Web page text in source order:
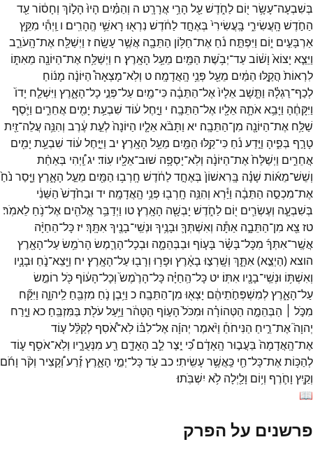
בְּשִׁבְעָה־עָשָׂ֥ר י֖וֹם לַחֹ֑דֶשׁעַ֖ל הָרֵ֥י אֲרָרָֽט׃ ה וְהַמַּ֗יִם הָיוּ֙ הָל֣וֹךְ וְחָס֔וֹרעַ֖ד
הַחֹ֣דֶשׁ הָֽעֲשִׂירִ֑י בָּֽעֲשִׂירִי֙ בְּאֶחָ֣דלַחֹ֔דֶשׁ נִרְא֖וּ רָאשֵׁ֥י הֶֽהָרִֽים׃ ו וַֽיְהִ֕י מִקֵּ֖ץ
אַרְבָּעִ֣ים י֑וֹם וַיִּפְתַּ֣ח נֹ֔חַ אֶת־חַלּ֥וֹן הַתֵּבָ֖ה אֲשֶׁ֥רעָשָֽׂה׃ ז וַיְשַׁלַּ֖ח אֶת־הָֽעֹרֵ֑ב
וַיֵּצֵ֤א יָצוֹא֙ וָשׁ֔וֹבעַד־יְבֹ֥שֶׁת הַמַּ֖יִם מֵעַ֥ל הָאָֽרֶץ׃ ח וַיְשַׁלַּ֥ח אֶת־הַיּוֹנָ֖ה מֵאִתּ֑וֹ
לִרְאוֹת֙ הֲקַ֣לּוּ הַמַּ֔יִם מֵעַ֖ל פְּנֵ֥י הָֽאֲדָמָֽה׃ ט וְלֹֽא־מָצְאָה֩ הַיּוֹנָ֨ה מָנ֜וֹחַ
לְכַף־רַגְלָ֗הּ וַתָּ֤שָׁבאֵלָיו֙אֶל־הַתֵּבָ֔ה כִּי־מַ֖יִם עַל־פְּנֵ֣י כָל־הָאָ֑רֶץ וַיִּשְׁלַ֤ח יָדוֹ֙
וַיִּקָּחֶ֔הָ וַיָּבֵ֥אאֹתָ֛הּ אֵלָ֖יו אֶל־הַתֵּבָֽה׃ י וַיָּ֣חֶלע֔וֹד שִׁבְעַ֥ת יָמִ֖ים אֲחֵרִ֑ים וַיֹּ֛סֶף
שַׁלַּ֥ח אֶת־הַיּוֹנָ֖ה מִן־הַתֵּבָֽה׃ יא וַתָּבֹ֨אאֵלָ֤יו הַיּוֹנָה֙לְעֵ֣תעֶ֔רֶב וְהִנֵּ֥ה עֲלֵה־זַ֖יִת
טָרָ֣ף בְּפִ֑יהָ וַיֵּ֣דַע נֹ֔חַ כִּי־קַ֥לּוּ הַמַּ֖יִם מֵעַ֥ל הָאָֽרֶץ׃ יב וַיִּיָּ֣חֶלע֔וֹד שִׁבְעַ֥ת יָמִ֖ים
אֲחֵרִ֑ים וַיְשַׁלַּח֙אֶת־הַיּוֹנָ֔ה וְלֹֽא־יָסְפָ֥ה שׁוּב־אֵלָ֖יו עֽוֹד׃ יגוַֽ֠יְהִי בְּאַחַ֨ת
וְשֵׁשׁ־מֵא֜וֹת שָׁנָ֗ה בָּֽרִאשׁוֹן֙ בְּאֶחָ֣דלַחֹ֔דֶשׁ חָֽרְב֥וּ הַמַּ֖יִם מֵעַ֣ל הָאָ֑רֶץ וַיָּ֤סַר נֹ֙חַ֙
אֶת־מִכְסֵ֣ה הַתֵּבָ֔ה וַיַּ֕רְא וְהִנֵּ֥ה חָֽרְב֖וּ פְּנֵ֥י הָֽאֲדָמָֽה׃ יד וּבַחֹ֙דֶשׁ֙ הַשֵּׁנִ֔י
בְּשִׁבְעָ֧ה וְעֶשְׂרִ֛ים י֖וֹם לַחֹ֑דֶשׁ יָבְשָׁ֖ה הָאָֽרֶץ׃טו וַיְדַבֵּ֥ראֱלֹהִ֖ים אֶל־נֹ֥חַ לֵאמֹֽר׃
טז צֵ֖א מִן־הַתֵּבָ֑ה אַתָּ֕ה וְאִשְׁתְּךָ֛ וּבָנֶ֥יךָ וּנְשֵֽׁי־בָנֶ֖יךָאִתָּֽךְ׃ יזכָּל־הַחַיָּ֨ה
אֲשֶֽׁר־אִתְּךָ֜ מִכָּל־בָּשָׂ֗ר בָּע֧וֹף וּבַבְּהֵמָ֛ה וּבְכָל־הָרֶ֛מֶשׂ הָרֹמֵ֥שׂעַל־הָאָ֖רֶץ
הוצא(הַיְצֵ֣א)אִתָּ֑ךְ וְשָֽׁרְצ֣וּ בָאָ֔רֶץ וּפָר֥וּ וְרָב֖וּעַל־הָאָֽרֶץ׃ יח וַיֵּ֖צֵא־נֹ֑חַ וּבָנָ֛יו
וְאִשְׁתּ֥וֹ וּנְשֵֽׁי־בָנָ֖יו אִתּֽוֹ׃ יט כָּל־הַֽחַיָּ֗ה כָּל־הָרֶ֙מֶשׂ֙ וְכָל־הָע֔וֹף כֹּ֖ל רוֹמֵ֣שׂ
עַל־הָאָ֑רֶץלְמִשְׁפְּחֹ֣תֵיהֶ֔ם יָצְא֖וּ מִן־הַתֵּבָֽה׃ כ וַיִּ֥בֶן נֹ֛חַ מִזְבֵּ֖חַ לַֽיהוָ֑ה וַיִּקַּ֞ח
מִכֹּ֣ל ׀
הַבְּהֵמָ֣ה הַטְּהוֹרָ֗ה וּמִכֹּל֙ הָע֣וֹף הַטָּהֹ֔ר וַיַּ֥עַלעֹלֹ֖ת בַּמִּזְבֵּֽחַ׃ כא וַיָּ֣רַח
יְהוָה֮אֶת־רֵ֣יחַ הַנִּיחֹחַ֒ וַיֹּ֨אמֶר יְהוָ֜ה אֶל־לִבּ֗וֹ לֹֽא־אֹ֠סִף לְקַלֵּ֨לע֤וֹד
אֶת־הָֽאֲדָמָה֙ בַּעֲב֣וּר הָֽאָדָ֔ם כִּ֠י יֵ֣צֶרלֵ֧ב הָאָדָ֛ם רַ֖ע מִנְּעֻרָ֑יו וְלֹֽא־אֹסִ֥ף ע֛וֹד
לְהַכּ֥וֹתאֶת־כָּל־חַ֖י כַּֽאֲשֶׁ֥רעָשִֽׂיתִי׃ כבעֹ֖דכָּל־יְמֵ֣י הָאָ֑רֶץזֶ֡רַעוְ֠קָצִיר וְקֹ֨ר וָחֹ֜ם
וְקַ֧יִץ וָחֹ֛רֶף וְי֥וֹם וָלַ֖יְלָה לֹ֥א יִשְׁבֹּֽתוּ׃
📖
פרשנים על הפרק